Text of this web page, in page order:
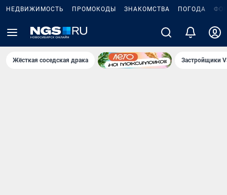
НЕДВИЖИМОСТЬ ПРОМОКОДЫ ЗНАКОМСТВА ПОГОДА
Жёсткая соседская драка Застройщики